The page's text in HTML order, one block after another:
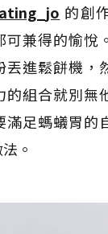
的創
可兼得的愉悅
丟進鬆餅機，
的組合就別無
滿足螞蟻胃的
。